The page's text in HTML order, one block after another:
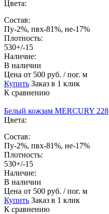
Цвета:
Состав:
Пу-2%, пвх-81%, не-17%
Плотность:
530+/-15
Наличие:
В наличии
Цена от 500 руб. / пог. м
Купить Заказ в 1 клик
К сравнению
Белый кожзам MERCURY 228
Цвета:
Состав:
Пу-2%, пвх-81%, не-17%
Плотность:
530+/-15
Наличие:
В наличии
Цена от 500 руб. / пог. м
Купить Заказ в 1 клик
К сравнению